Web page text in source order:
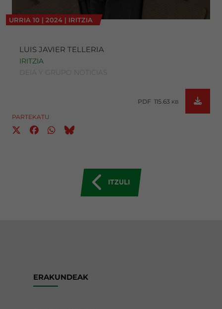
URRIA 10 | 2024 | IRITZIA
LUIS JAVIER TELLERIA
IRITZIA
PDF 115.63 KB
PARTEKATU
ITZULI
ERAKUNDEAK